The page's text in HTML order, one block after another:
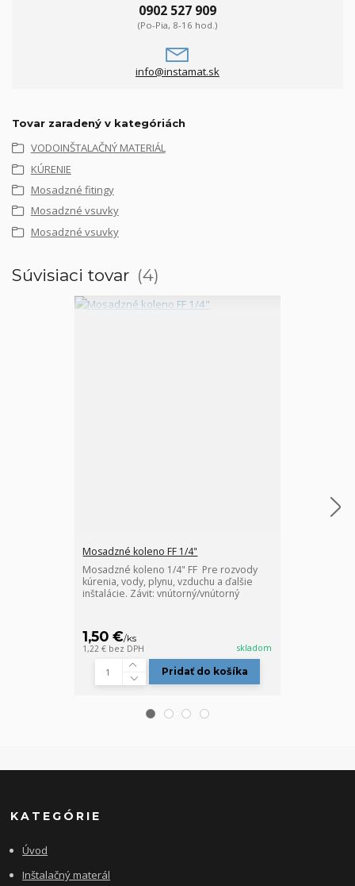
0902 527 909
(Po-Pia, 8-16 hod.)
info@instamat.sk
Tovar zaradený v kategóriách
VODOINŠTALAČNÝ MATERIÁL
KÚRENIE
Mosadzné fitingy
Mosadzné vsuvky
Mosadzné vsuvky
Súvisiaci tovar 4
Mosadzné koleno FF 1/4"
Mosadzné koleno 1/4" FF Pre rozvody
kúrenia, vody, plynu, vzduchu a ďalšie
inštalácie. Závit: vnútorný/vnútorný
1,50 €/ks
1,22 € bez DPH skladom
Pridať do košíka
KATEGÓRIE
Úvod
Inštalačný materál